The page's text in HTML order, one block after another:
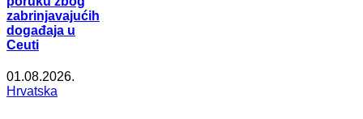
zabrinjavajućih
događaja u
Ceuti
01.08.2026.
Hrvatska